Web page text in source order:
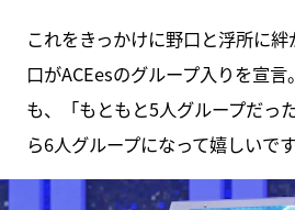
これをきっかけに野口と浮所に
口がACEesのグループ入りを宣
も、「もともと5人グループだっ
ら6人グループになって嬉しいで